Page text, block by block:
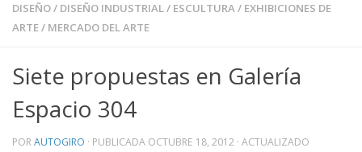
DISEÑO/ DISEÑO INDUSTRIAL/ ESCULTURA/ EXHIBICIONES DE
ARTE/ MERCADO DEL ARTE
Siete propuestas en Galería
Espacio 304
PORAUTOGIRO · PUBLICADA OCTUBRE 18, 2012 · ACTUALIZADO